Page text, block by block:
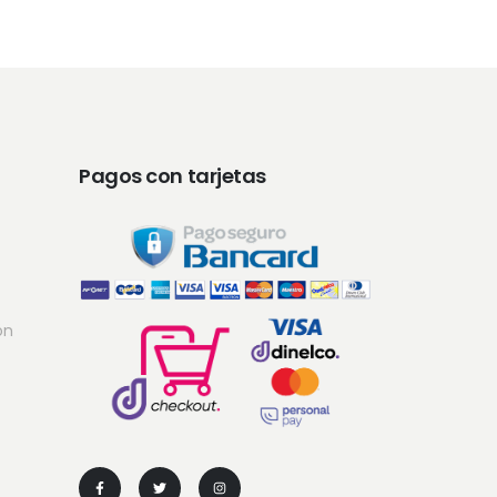
Pagos con tarjetas